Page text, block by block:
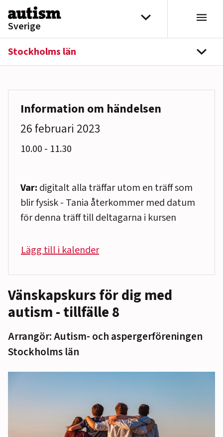
Hoppa till innehåll
Sverige
Välj distrikt
Stockholms län
Vänskapskurs för dig med
autism - tillfälle 8
Arrangör: Autism- och aspergerföreningen
Stockholms län
Information om händelsen
26 februari 2023
10.00 till
- 11.30
Var: digitalt alla träffar utom en träff som
blir fysisk - Tania återkommer med datum
för denna träff till deltagarna i kursen
Lägg till i kalender